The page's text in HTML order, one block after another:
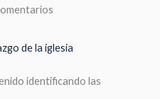
de la iglesia
identificando las